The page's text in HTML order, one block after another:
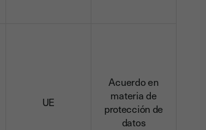
UE
Acuerdo en
materia de
protección de
datos